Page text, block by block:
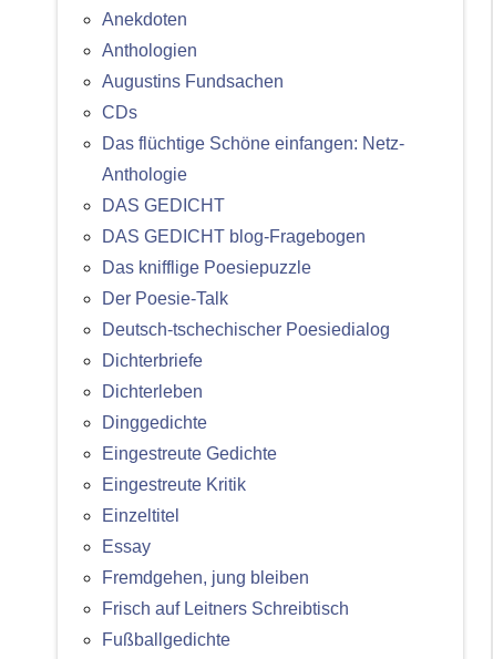
Anekdoten
Anthologien
Augustins Fundsachen
CDs
Das flüchtige Schöne einfangen: Netz-
Anthologie
DAS GEDICHT
DAS GEDICHT blog-Fragebogen
Das knifflige Poesiepuzzle
Der Poesie-Talk
Deutsch-tschechischer Poesiedialog
Dichterbriefe
Dichterleben
Dinggedichte
Eingestreute Gedichte
Eingestreute Kritik
Einzeltitel
Essay
Fremdgehen, jung bleiben
Frisch auf Leitners Schreibtisch
Fußballgedichte